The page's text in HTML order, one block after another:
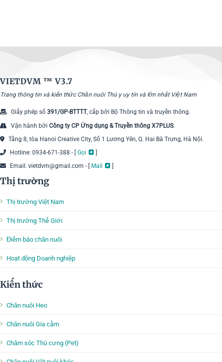
VIETDVM ™V3.7
Trang thông tin và kiến thức Chăn nuôi Thú y uy tín và lớn nhất Việt Nam
Giấy phép số 391/GP-BTTTT, cấp bởi Bộ Thông tin và truyền thông.
Vận hành bởi Công ty CP Ứng dụng & Truyền thông X7PLUS.
Tầng 8, tòa Hanoi Creative City, Số 1 Lương Yên, Q. Hai Bà Trưng, Hà Nội.
Hotline: 0934-671-388 - [ Gọi
Email: vietdvm@gmail.com - [
Mail
Thị trường
Thị trường Việt Nam
Thị trường Thế Giới
Điểm báo chăn nuôi
Hoạt động Doanh nghiệp
Kiến thức
Chăn nuôi Heo
Chăn nuôi Gia cầm
Chăm sóc Thú cưng (Pet)